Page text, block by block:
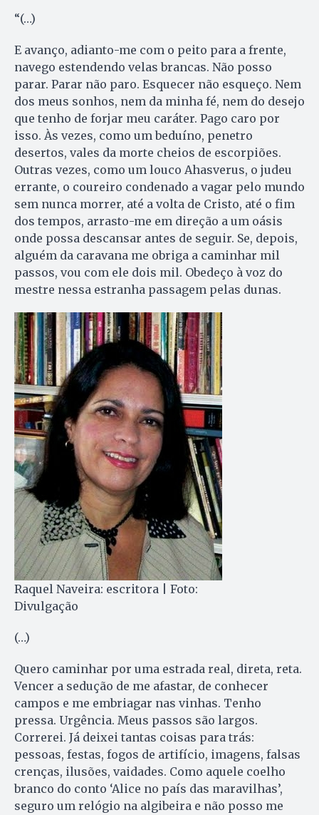
“(…)
E avanço, adianto-me com o peito para a frente,
navego estendendo velas brancas. Não posso
parar. Parar não paro. Esquecer não esqueço. Nem
dos meus sonhos, nem da minha fé, nem do desejo
que tenho de forjar meu caráter. Pago caro por
isso. Às vezes, como um beduíno, penetro
desertos, vales da morte cheios de escorpiões.
Outras vezes, como um louco Ahasverus, o judeu
errante, o coureiro condenado a vagar pelo mundo
sem nunca morrer, até a volta de Cristo, até o fim
dos tempos, arrasto-me em direção a um oásis
onde possa descansar antes de seguir. Se, depois,
alguém da caravana me obriga a caminhar mil
passos, vou com ele dois mil. Obedeço à voz do
mestre nessa estranha passagem pelas dunas.
Raquel Naveira: escritora | Foto:
Divulgação
(…)
Quero caminhar por uma estrada real, direta, reta.
Vencer a sedução de me afastar, de conhecer
campos e me embriagar nas vinhas. Tenho
pressa. Urgência. Meus passos são largos.
Correrei. Já deixei tantas coisas para trás:
pessoas, festas, fogos de artifício, imagens, falsas
crenças, ilusões, vaidades. Como aquele coelho
branco do conto ‘Alice no país das maravilhas’,
seguro um relógio na algibeira e não posso me